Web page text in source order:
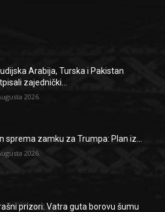
Arabija, Turska i Pakistan
zajednički...
2026.
sprema zamku za Trumpa: Plan iz...
2026.
prizori: Vatra guta borovu šumu